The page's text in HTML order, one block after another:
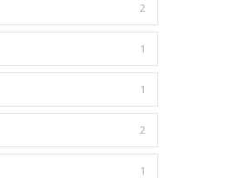
2
1
1
2
1